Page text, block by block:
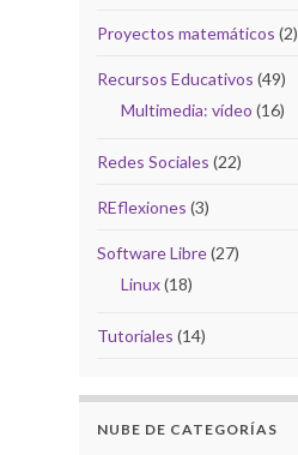
Proyectos matemáticos (2)
Recursos Educativos (49)
Multimedia: vídeo (16)
Redes Sociales (22)
REflexiones (3)
Software Libre(27)
Linux(18)
Tutoriales (14)
NUBE DE CATEGORÍAS